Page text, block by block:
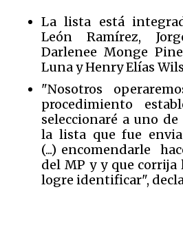
La lista está
León Ramírez,
Darlenee Monge
Luna y Henry Elías
"Nosotros
procedimiento
seleccionaré a uno
la lista que fue
(...) encomendarle
del MP y y que corrija
logre identificar",